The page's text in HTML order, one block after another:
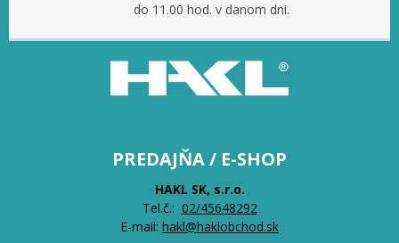
do 11.00 hod. v danom dni.
PREDAJŇA / E-SHOP
HAKL SK, s.r.o.
Tel.č.: 02/45648292
E-mail: hakl@haklobchod.sk